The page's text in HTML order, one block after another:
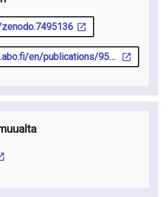
research.abo.fi/en/publications/95188647-44a0-447d-9d61-f5635ac37bd7